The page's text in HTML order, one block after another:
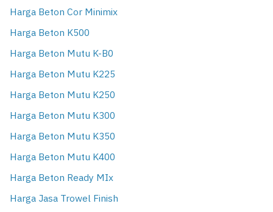
Harga Beton Cor Minimix
Harga Beton K500
Harga Beton Mutu K-B0
Harga Beton Mutu K225
Harga Beton Mutu K250
Harga Beton Mutu K300
Harga Beton Mutu K350
Harga Beton Mutu K400
Harga Beton Ready MIx
Harga Jasa Trowel Finish